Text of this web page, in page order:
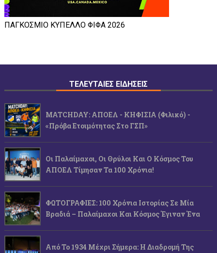
ΠΑΓΚΟΣΜΙΟ ΚΥΠΕΛΛΟ ΦΙΦΑ 2026
ΤΕΛΕΥΤΑΙΕΣ ΕΙΔΗΣΕΙΣ
MATCHDAY: ΑΠΟΕΛ - ΚΗΦΙΣΙΑ (φιλικό) -
«Πρόβα Ετοιμότητας Στο ΓΣΠ»
Οι Παλαίμαχοι, Οι Θρύλοι Και Ο Κόσμος Του
ΑΠΟΕΛ Τίμησαν Τα 100 Χρόνια!
ΦΩΤΟΓΡΑΦΙΕΣ: 100 Χρόνια Ιστορίας Σε Μία
Βραδιά – Παλαίμαχοι Και Κόσμος Έγιναν Ένα
Από Το 1934 Μέχρι Σήμερα: Η Διαδρομή Της